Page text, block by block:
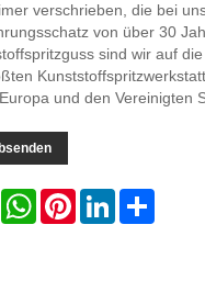
verschrieben, die bei
von über 30
sind wir auf
und den Vereinigten
WhatsAppPinterestLinkedInShare